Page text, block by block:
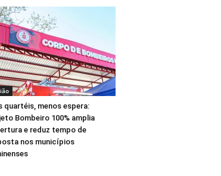
quartéis, menos espera:
Bombeiro 100% amplia
e reduz tempo de
nos municípios